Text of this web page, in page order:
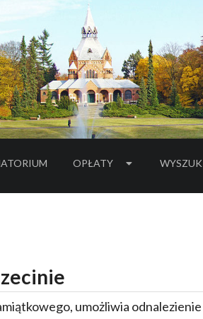
OPŁATY
umożliwia